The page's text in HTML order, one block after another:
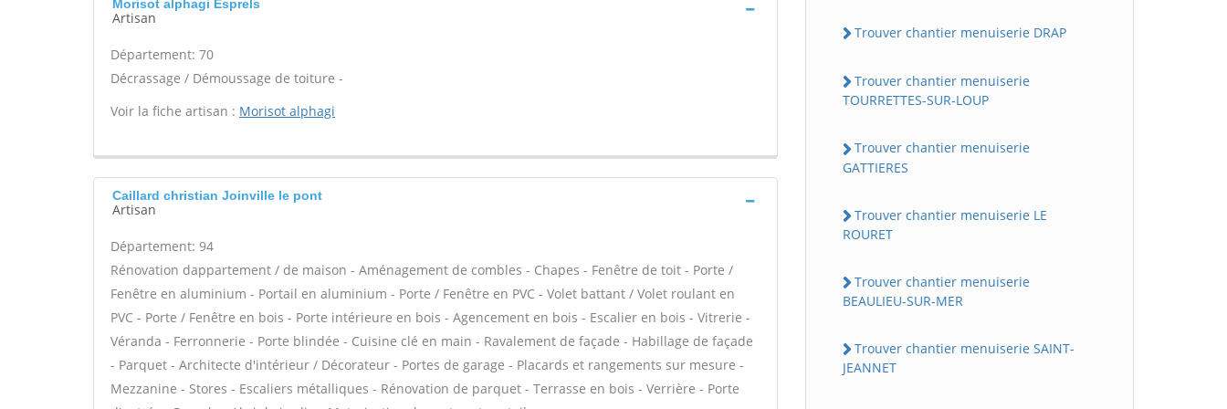
Morisot alphagi Esprels
Artisan
Département: 70
Décrassage / Démoussage de toiture -
Voir la fiche artisan : Morisot alphagi
Caillard christian Joinville le pont
Artisan
Département: 94
Rénovation dappartement / de maison - Aménagement de combles - Chapes - Fenêtre de toit - Porte /
Fenêtre en aluminium - Portail en aluminium - Porte / Fenêtre en PVC - Volet battant / Volet roulant en
PVC - Porte / Fenêtre en bois - Porte intérieure en bois - Agencement en bois - Escalier en bois - Vitrerie -
Véranda - Ferronnerie - Porte blindée - Cuisine clé en main - Ravalement de façade - Habillage de façade
- Parquet - Architecte d'intérieur / Décorateur - Portes de garage - Placards et rangements sur mesure -
Mezzanine - Stores - Escaliers métalliques - Rénovation de parquet - Terrasse en bois - Verrière - Porte
Trouver chantier menuiserie DRAP
Trouver chantier menuiserie
TOURRETTES-SUR-LOUP
Trouver chantier menuiserie
GATTIERES
Trouver chantier menuiserie LE
ROURET
Trouver chantier menuiserie
BEAULIEU-SUR-MER
Trouver chantier menuiserie SAINT-
JEANNET